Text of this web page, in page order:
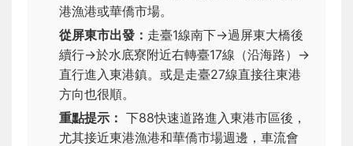
港漁港或華僑市場。
從屏東市出發： 走臺1線南下→過屏東大橋後
續行→於水底寮附近右轉臺17線（沿海路）→
直行進入東港鎮。或是走臺27線直接往東港
方向也很順。
重點提示： 下88快速道路進入東港市區後，
尤其接近東港漁港和華僑市場週邊，車流會